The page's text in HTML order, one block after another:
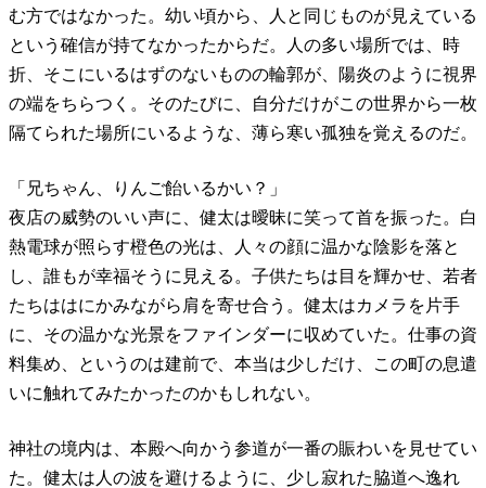
む方ではなかった。幼い頃から、人と同じものが見えている
という確信が持てなかったからだ。人の多い場所では、時
折、そこにいるはずのないものの輪郭が、陽炎のように視界
の端をちらつく。そのたびに、自分だけがこの世界から一枚
隔てられた場所にいるような、薄ら寒い孤独を覚えるのだ。
「兄ちゃん、りんご飴いるかい？」
夜店の威勢のいい声に、健太は曖昧に笑って首を振った。白
熱電球が照らす橙色の光は、人々の顔に温かな陰影を落と
し、誰もが幸福そうに見える。子供たちは目を輝かせ、若者
たちははにかみながら肩を寄せ合う。健太はカメラを片手
に、その温かな光景をファインダーに収めていた。仕事の資
料集め、というのは建前で、本当は少しだけ、この町の息遣
いに触れてみたかったのかもしれない。
神社の境内は、本殿へ向かう参道が一番の賑わいを見せてい
た。健太は人の波を避けるように、少し寂れた脇道へ逸れ